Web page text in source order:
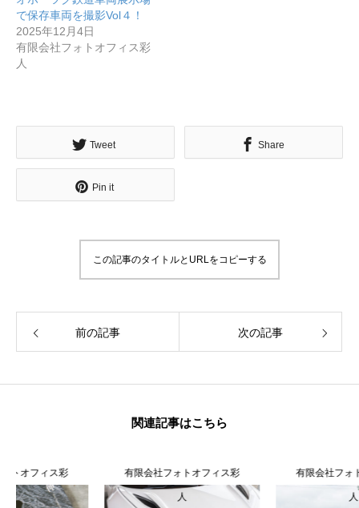
メディア取材受付口はこちら
北海道最強のビジネス課題解決コミュニティ【北海道オ
ンラインアジト】
で保存車両を撮影Vol４！
2025年12月4日
有限会社フォトオフィス彩
人
Tweet Share
Pin it
この記事のタイトルとURLをコピーする
前の記事 次の記事
関連記事はこちら
有限会社フォトオフィス彩 有限会社フォトオフィス彩